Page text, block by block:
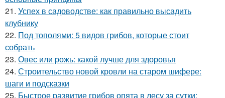
21. Успех в садоводстве: как правильно высадить
клубнику
22. Под тополями: 5 видов грибов, которые стоит
собрать
23. Овес или рожь: какой лучше для здоровья
24. Строительство новой кровли на старом шифере:
шаги и подсказки
25. Быстрое развитие грибов опята в лесу за сутки: